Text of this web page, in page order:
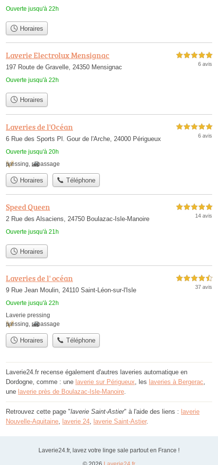
Ouverte jusqu'à 22h
Horaires
Laverie Electrolux Mensignac
197 Route de Gravelle, 24350 Mensignac
Ouverte jusqu'à 22h
5,0 étoiles sur 5
6 avis
Horaires
Laveries de l'Océan
6 Rue des Sports Pl. Gour de l'Arche, 24000 Périgueux
Ouverte jusqu'à 20h
5,0 étoiles sur 5
6 avis
pressing repassage
Horaires Téléphone
Speed Queen
2 Rue des Alsaciens, 24750 Boulazac-Isle-Manoire
Ouverte jusqu'à 21h
5,0 étoiles sur 5
14 avis
Horaires
Laveries de l' océan
9 Rue Jean Moulin, 24110 Saint-Léon-sur-l'Isle
Ouverte jusqu'à 22h
4,5 étoiles sur 5
37 avis
Laverie pressing
pressing, repassage
Horaires Téléphone
Laverie24.fr recense également d'autres laveries automatique en
Dordogne, comme : une laverie sur Périgueux , les laveries à Bergerac
une laverie près de Boulazac-Isle-Manoire
Retrouvez cette page "laverie Saint-Astier" à l'aide des liens : laverie
Nouvelle-Aquitaine laverie 24 laverie Saint-Astier.
Laverie24.fr, lavez votre linge sale partout en France !